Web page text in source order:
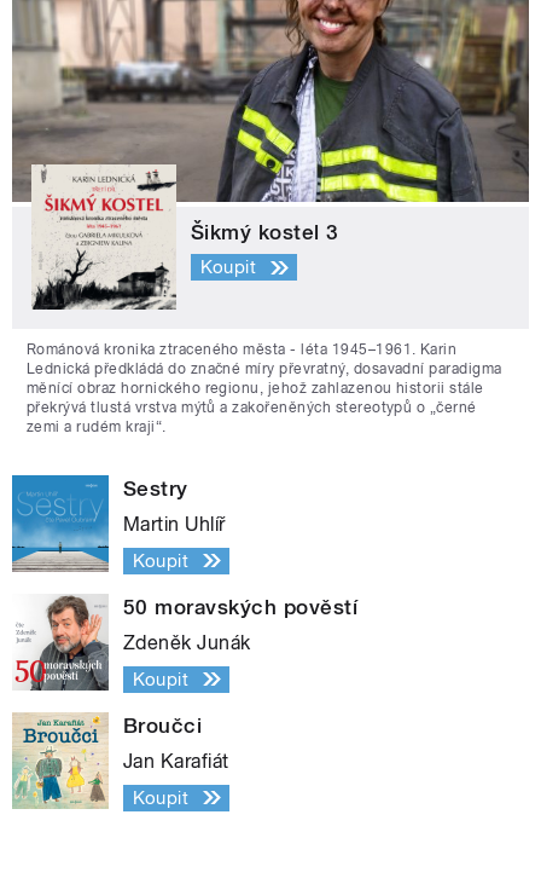
Šikmý kostel 3
Koupit
Románová kronika ztraceného města - léta 1945–1961. Karin
Lednická předkládá do značné míry převratný, dosavadní paradigma
měnící obraz hornického regionu, jehož zahlazenou historii stále
překrývá tlustá vrstva mýtů a zakořeněných stereotypů o „černé
zemi a rudém kraji“.
Sestry
Martin Uhlíř
Koupit
50 moravských pověstí
Zdeněk Junák
Koupit
Broučci
Jan Karafiát
Koupit